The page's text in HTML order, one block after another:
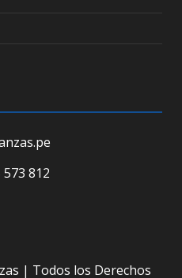
812
| Todos los Derechos